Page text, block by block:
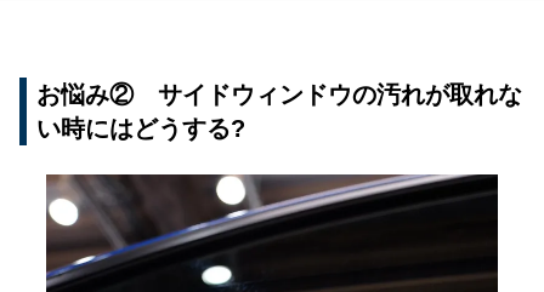
お悩み② サイドウィンドウの汚れが取れな
い時にはどうする?